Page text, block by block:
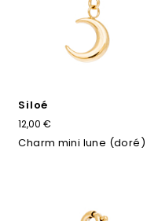
Siloé
12,00 €
Charm mini lune (doré)